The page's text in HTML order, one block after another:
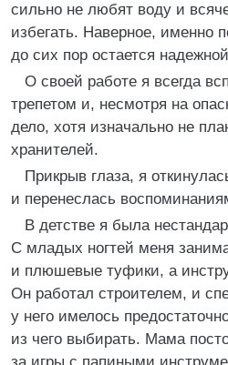
сильно не любят воду и
избегать. Наверное, именно
до сих пор остается
О своей работе я всегда
трепетом и, несмотря на
дело, хотя изначально не
хранителей.
Прикрыв глаза, я
и перенеслась
В детстве я была
С младых ногтей меня
и плюшевые туфики, а
Он работал строителем, и
у него имелось
из чего выбирать. Мама